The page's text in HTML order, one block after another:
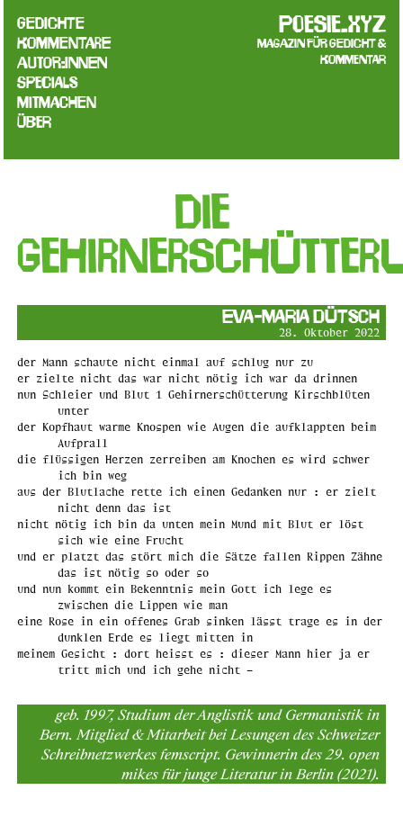
poesie.xyz
Magazin für Gedicht &
Kommentar
Gedichte
Kommentare
Autor:innen
Specials
Mitmachen
Über
die
Eva-Maria Dütsch
28. Oktober 2022
der Mann schaute nicht einmal auf schlug nur zu
er zielte nicht das war nicht nötig ich war da drinnen
nun Schleier und Blut 1 Gehirnerschütterung Kirschblüten
unter
der Kopfhaut warme Knospen wie Augen die aufklappten beim
Aufprall
die flüssigen Herzen zerreiben am Knochen es wird schwer
ich bin weg
aus der Blutlache rette ich einen Gedanken nur : er zielt
nicht denn das ist
nicht nötig ich bin da unten mein Mund mit Blut er löst
sich wie eine Frucht
und er platzt das stört mich die Sätze fallen Rippen Zähne
das ist nötig so oder so
und nun kommt ein Bekenntnis mein Gott ich lege es
zwischen die Lippen wie man
eine Rose in ein offenes Grab sinken lässt trage es in der
dunklen Erde es liegt mitten in
meinem Gesicht : dort heisst es : dieser Mann hier ja er
tritt mich und ich gehe nicht –
geb. 1997, Studium der Anglistik und Germanistik in
Bern. Mitglied & Mitarbeit bei Lesungen des Schweizer
Schreibnetzwerkes femscript. Gewinnerin des 29. open
mikes für junge Literatur in Berlin (2021).